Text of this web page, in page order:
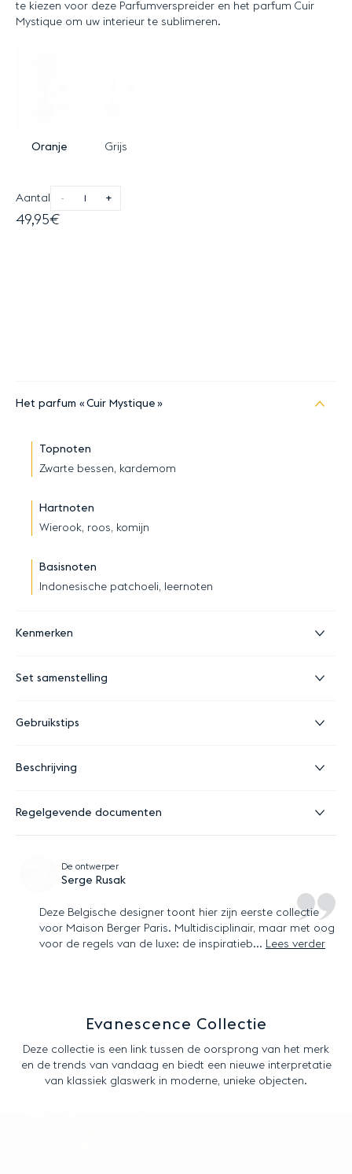
te kiezen voor deze Parfumverspreider en het parfum Cuir
Mystique om uw interieur te sublimeren.
Oranje Grijs
Aantal - +
49,95€
Het parfum Cuir Mystique
Topnoten
Zwarte bessen, kardemom
Hartnoten
Wierook, roos, komijn
Basisnoten
Indonesische patchoeli, leernoten
Kenmerken
Set samenstelling
Gebruikstips
Beschrijving
Regelgevende documenten
De ontwerper
Serge Rusak
Deze Belgische designer toont hier zijn eerste collectie
voor Maison Berger Paris. Multidisciplinair, maar met oog
voor de regels van de luxe: de inspiratieb... Lees verder
Evanescence Collectie
Deze collectie is een link tussen de oorsprong van het merk
en de trends van vandaag en biedt een nieuwe interpretatie
van klassiek glaswerk in moderne, unieke objecten.